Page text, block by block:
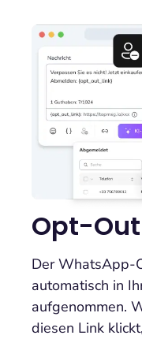
Opt-
Der WhatsApp-
automatisch in
aufgenommen.
diesen Link